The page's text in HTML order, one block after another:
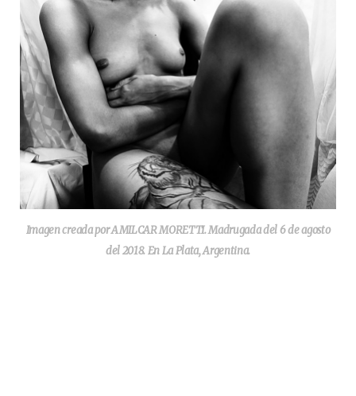
Imagen creada por AMILCAR MORETTI. Madrugada del 6 de agosto
del 2018. En La Plata, Argentina.